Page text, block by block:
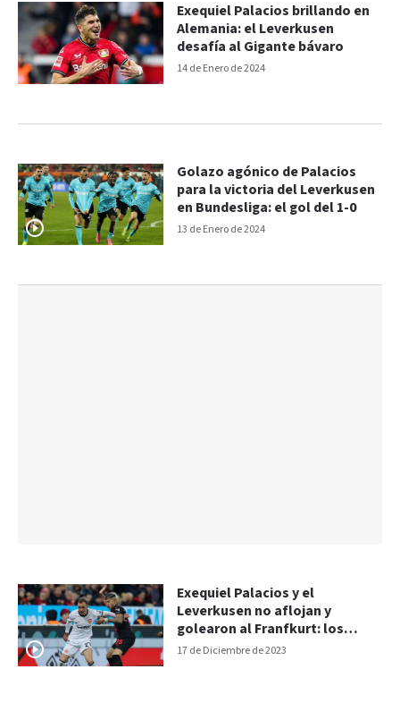
14 de Enero de 2024
Exequiel Palacios brillando en
Alemania: el Leverkusen
desafía al Gigante bávaro
13 de Enero de 2024
Golazo agónico de Palacios
para la victoria del Leverkusen
en Bundesliga: el gol del 1-0
17 de Diciembre de 2023
Exequiel Palacios y el
Leverkusen no aflojan y
golearon al Franfkurt: los
goles del 3-0